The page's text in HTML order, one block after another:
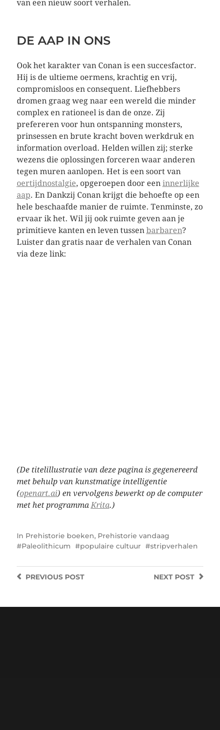
van een nieuw soort verhalen.
DE AAP IN ONS
Ook het karakter van Conan is een succesfactor.
Hij is de ultieme oermens, krachtig en vrij,
compromisloos en consequent. Liefhebbers
dromen graag weg naar een wereld die minder
complex en rationeel is dan de onze. Zij
prefereren voor hun ontspanning monsters,
prinsessen en brute kracht boven werkdruk en
information overload. Helden willen zij; sterke
wezens die oplossingen forceren waar anderen
tegen muren aanlopen. Het is een soort van
oertijdnostalgie, opgeroepen door een innerlijke
aap. En Dankzij Conan krijgt die behoefte op een
hele beschaafde manier de ruimte. Tenminste, zo
ervaar ik het. Wil jij ook ruimte geven aan je
primitieve kanten en leven tussen barbaren?
Luister dan gratis naar de verhalen van Conan
via deze link:
(De titelillustratie van deze pagina is gegenereerd
met behulp van kunstmatige intelligentie
(openart.ai) en vervolgens bewerkt op de computer
met het programma Krita.)
In Prehistorie boeken, Prehistorie vandaag
Paleolithicum
populaire cultuur stripverhalen
NEXT POST
PREVIOUSPOST